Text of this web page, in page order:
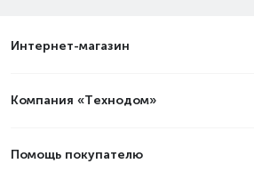
Цены на ноутбуки -
(стоимость на Август
Товар
Интернет-магазин
Компания «Технодом»
Помощь покупателю